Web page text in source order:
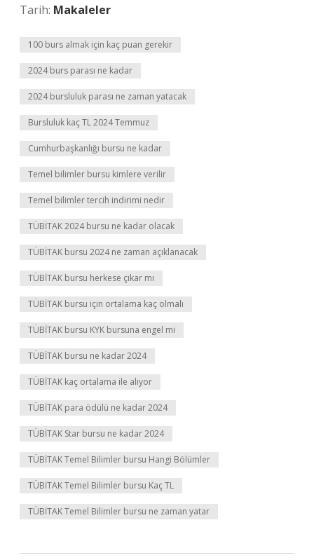
Tarih: Makaleler
100 burs almak için kaç puan gerekir
2024 burs parası ne kadar
2024 bursluluk parası ne zaman yatacak
Bursluluk kaç TL 2024 Temmuz
Cumhurbaşkanlığı bursu ne kadar
Temel bilimler bursu kimlere verilir
Temel bilimler tercih indirimi nedir
TÜBİTAK 2024 bursu ne kadar olacak
TÜBİTAK bursu 2024 ne zaman açıklanacak
TÜBİTAK bursu herkese çıkar mı
TÜBİTAK bursu için ortalama kaç olmalı
TÜBİTAK bursu KYK bursuna engel mi
TÜBİTAK bursu ne kadar 2024
TÜBİTAK kaç ortalama ile alıyor
TÜBİTAK para ödülü ne kadar 2024
TÜBİTAK Star bursu ne kadar 2024
TÜBİTAK Temel Bilimler bursu Hangi Bölümler
TÜBİTAK Temel Bilimler bursu Kaç TL
TÜBİTAK Temel Bilimler bursu ne zaman yatar